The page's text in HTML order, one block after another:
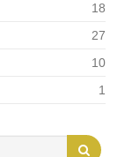
18
27
10
1